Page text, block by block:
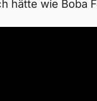
hätte wie Boba